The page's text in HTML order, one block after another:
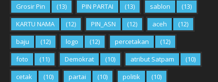
Grosir Pin
(13) PIN PARTAI (13) sablon
(13)
KARTU NAMA
(12) PIN_ASN (12) aceh
(12)
baju
(12) logo (12) percetakan
(12)
foto
(11) Demokrat (10) atribut Satpam
(10)
cetak
(10) partai (10) politik
(10)